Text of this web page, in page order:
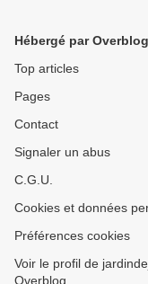
Hébergé par Overblog
Top articles
Pages
Contact
Signaler un abus
C.G.U.
Cookies et données
Préférences cookies
Voir le profil de
Overblog